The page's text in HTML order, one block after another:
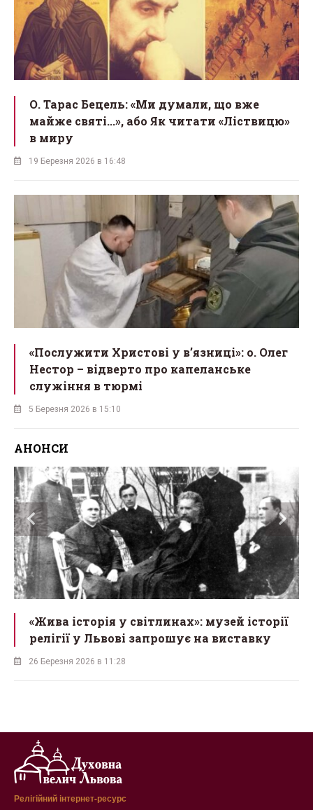
О. Тарас Бецель: «Ми думали, що вже
майже святі...», або Як читати «Ліствицю»
в миру
19 Березня 2026 в 16:48
«Послужити Христові у вʼязниці»: о. Олег
Нестор – відверто про капеланське
служіння в тюрмі
5 Березня 2026 в 15:10
АНОНСИ
«Жива історія у світлинах»: музей історії
релігії у Львові запрошує на виставку
26 Березня 2026 в 11:28
Релігійний інтернет-ресурс